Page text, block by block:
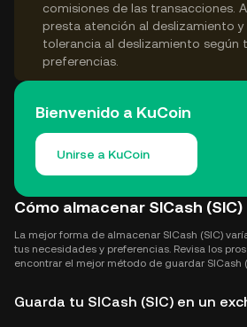
comisiones de las transacciones.
presta atención al deslizamiento y
tolerancia al deslizamiento según
preferencias.
Bienvenido a KuCoin
Unirse a KuCoin
Cómo almacenar SICash (SIC)
La mejor forma de almacenar SICash (SIC)
tus necesidades y preferencias. Revisa los
encontrar el mejor método de guardar SICash
Guarda tu SICash (SIC) en un